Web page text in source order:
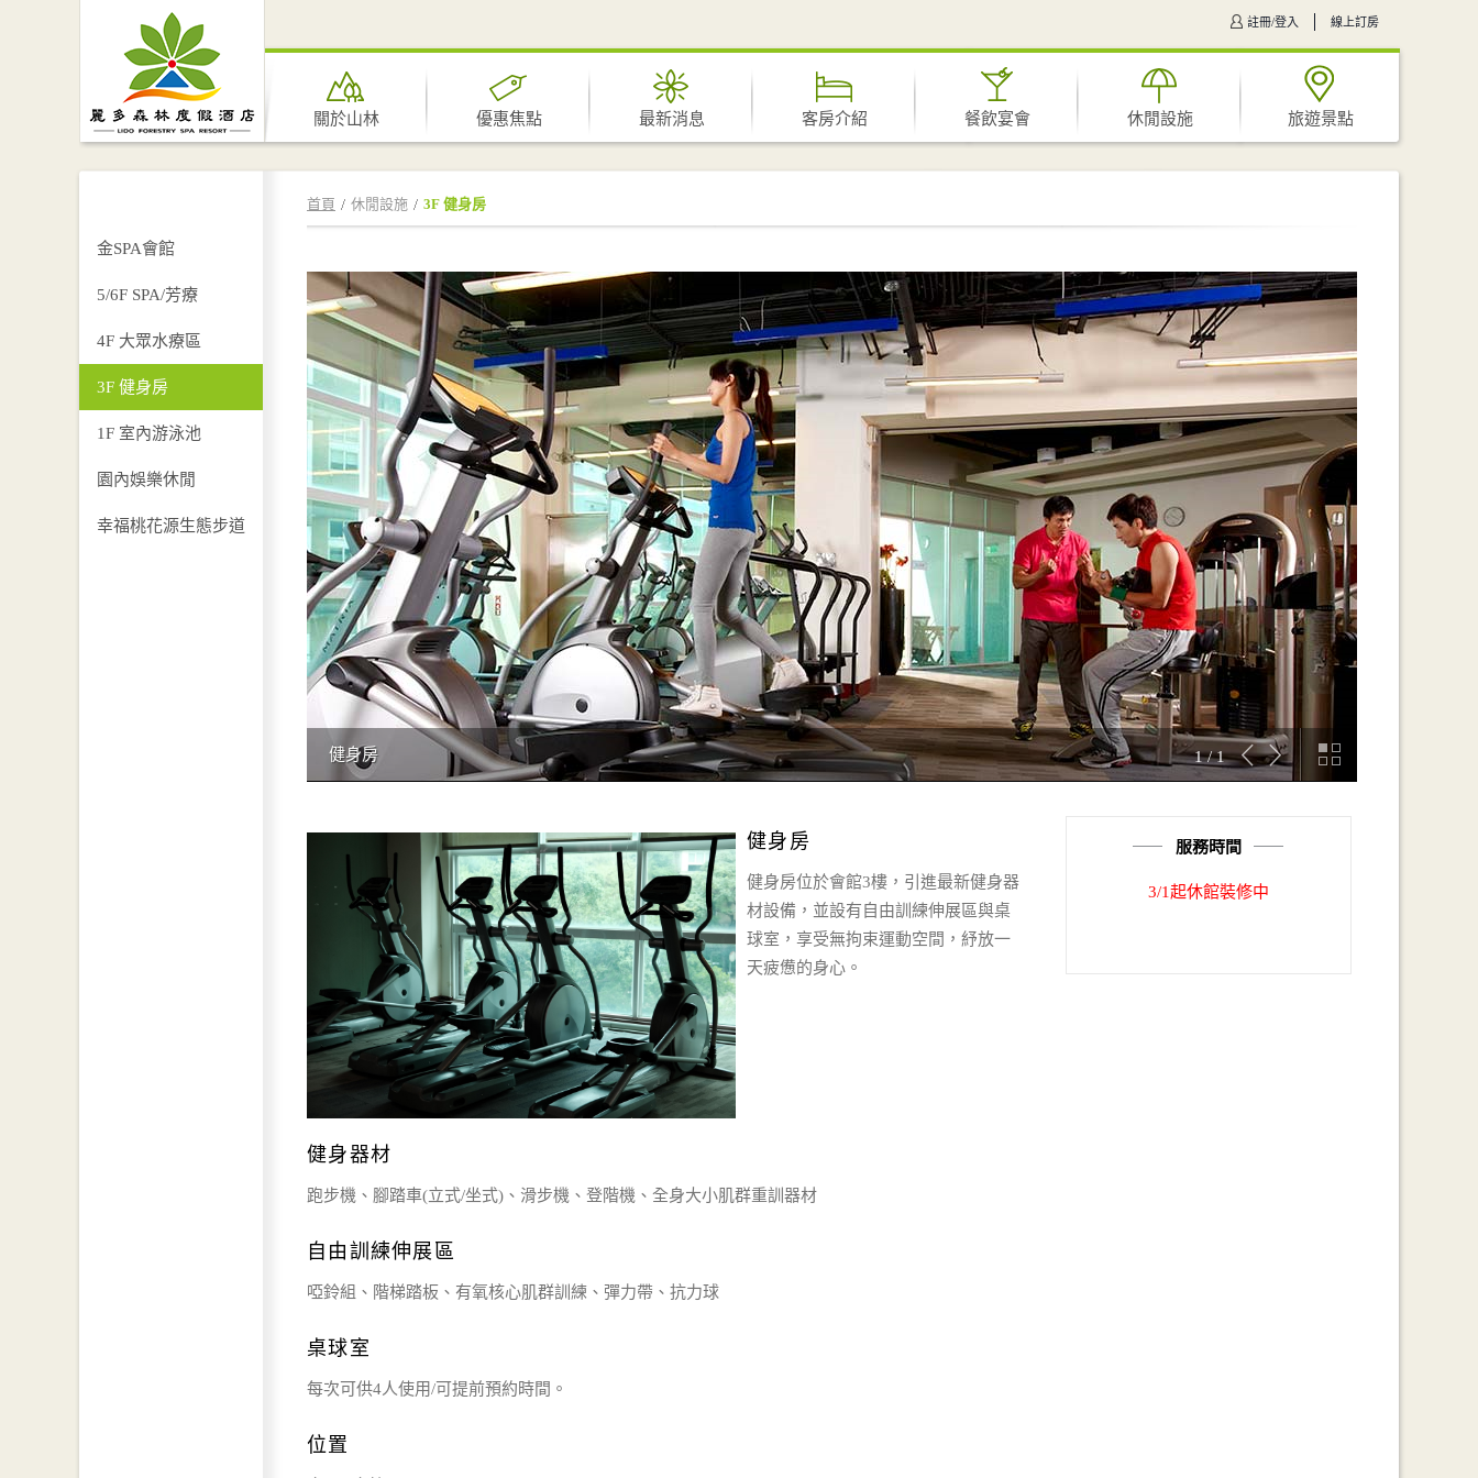
註冊/登入 線上訂房
關於山林 優惠焦點 最新消息 客房介紹 餐飲宴會 休閒設施 旅遊景點
金SPA會館
5/6F SPA/芳療
4F 大眾水療區
3F 健身房
1F 室內游泳池
園內娛樂休閒
幸福桃花源生態步道
首頁 休閒設施 3F 健身房
健身房 1 / 1
健身房
健身房位於會館3樓，引進最新健身器
材設備，並設有自由訓練伸展區與桌
球室，享受無拘束運動空間，紓放一
天疲憊的身心。
健身器材
跑步機、腳踏車(立式/坐式)、滑步機、登階機、全身大小肌群重訓器材
自由訓練伸展區
啞鈴組、階梯踏板、有氧核心肌群訓練、彈力帶、抗力球
桌球室
每次可供4人使用/可提前預約時間。
位置
服務時間
3/1起休館裝修中